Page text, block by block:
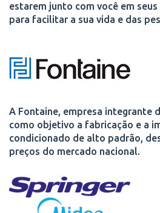
estarem junto com você em
para facilitar a sua vida e das
A Fontaine, empresa integrante
como objetivo a fabricação e a
condicionado de alto padrão,
preços do mercado nacional.